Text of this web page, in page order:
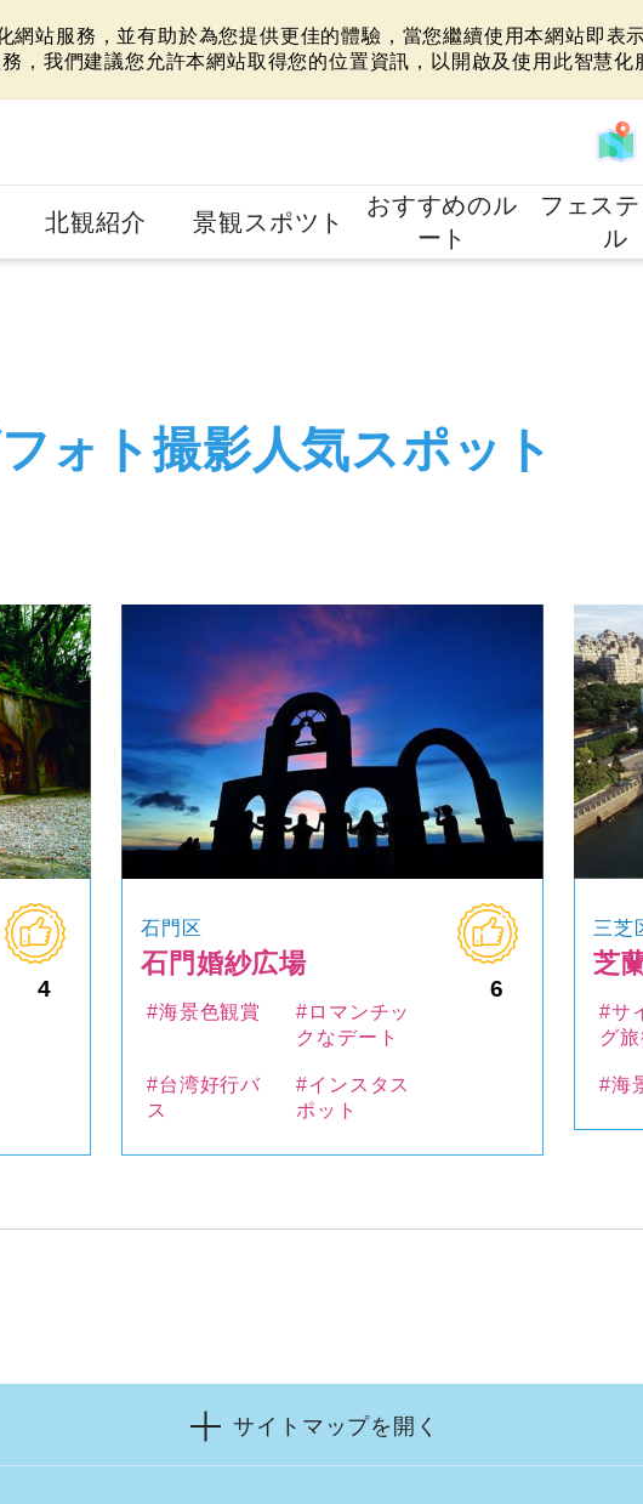
站服務，並有助於為您提供更佳的體驗，當您繼續使用本網站即表
，我們建議您允許本網站取得您的位置資訊，以開啟及使用此智慧化
北観紹介 景観スポツト
おすすめのル
ート
フェス
ル
ォト撮影人気スポット
4
石門区
石門婚紗広場
6
#海景色観賞
#ロマンチッ
クなデート
#台湾好行バ
ス
#インスタス
ポット
三芝
芝
#サ
グ
#海
サイトマップを開く